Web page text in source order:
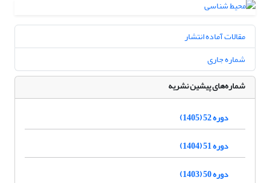
مقالات آماده انتشار
شماره جاری
شماره‌های پیشین نشریه
دوره 52 (1405)
دوره 51 (1404)
دوره 50 (1403)